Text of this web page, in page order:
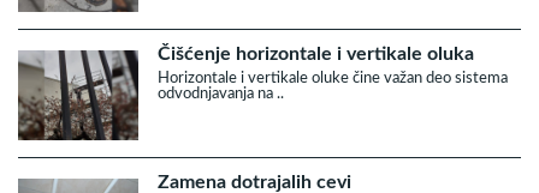
Čišćenje horizontale i vertikale oluka
Horizontale i vertikale oluke čine važan deo sistema
odvodnjavanja na ..
Zamena dotrajalih cevi